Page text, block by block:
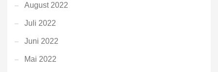
August 2022
Juli 2022
Juni 2022
Mai 2022